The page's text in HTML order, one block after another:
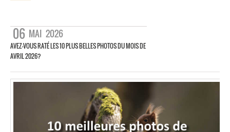
06 MAI 2026
AVEZ-VOUS RATÉ LES 10 PLUS BELLES PHOTOS DU MOIS DE
AVRIL 2026?